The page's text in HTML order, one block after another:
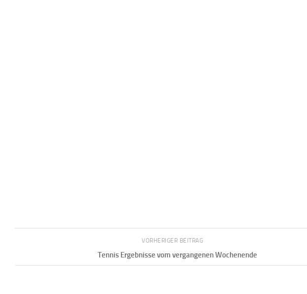
VORHERIGER BEITRAG
Tennis Ergebnisse vom vergangenen Wochenende